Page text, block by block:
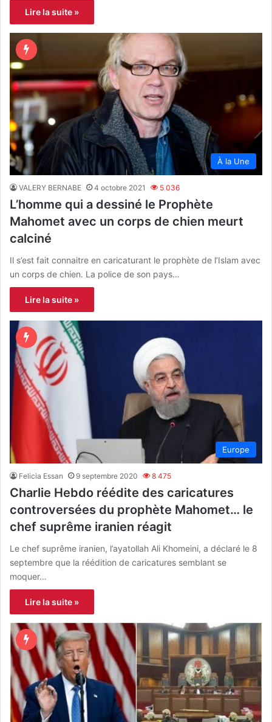
Lire la suite »
À la Une
VALERY BERNABE 4 octobre 2021 5 036
L’homme qui a dessiné le Prophète
Mahomet avec un corps de chien meurt
calciné
Il s’est fait connaitre en caricaturant le prophète de l’Islam avec
un corps de chien. La police de son pays…
Lire la suite »
Europe
Felicia Essan 9 septembre 2020 8 475
Charlie Hebdo réédite des caricatures
controversées du prophète Mahomet… le
chef suprême iranien réagit
Le chef suprême iranien, l’ayatollah Ali Khomeini, a déclaré le 8
septembre que la réédition de caricatures semblant se
moquer…
Lire la suite »